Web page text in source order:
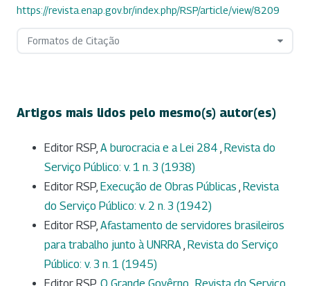
https://revista.enap.gov.br/index.php/RSP/article/view/8209
Formatos de Citação
Artigos mais lidos pelo mesmo(s) autor(es)
Editor RSP, A burocracia e a Lei 284 , Revista do
Serviço Público: v. 1 n. 3 (1938)
Editor RSP, Execução de Obras Públicas , Revista
do Serviço Público: v. 2 n. 3 (1942)
Editor RSP, Afastamento de servidores brasileiros
para trabalho junto à UNRRA, Revista do Serviço
Público: v. 3 n. 1 (1945)